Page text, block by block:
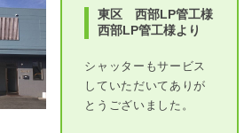
東区 西部LP管工様
西部LP管工様より
シャッターもサービス
していただいてありが
とうございました。